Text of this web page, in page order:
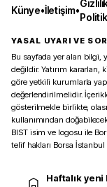
Künye•İletişim•
YASAL UYARI VE
Bu sayfada yer alan bilgi,
değildir. Yatırım
göre yetkili kurumlarla
değerlendirilmelidir.
gösterilmekle birlikte,
kullanımından
BIST isim ve logosu ile
telif hakları Borsa İstanbul
Haftalık